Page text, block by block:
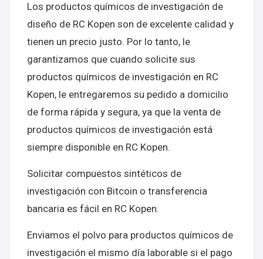
Los productos químicos de investigación de
diseño de RC Kopen son de excelente calidad y
tienen un precio justo. Por lo tanto, le
garantizamos que cuando solicite sus
productos químicos de investigación en RC
Kopen, le entregaremos su pedido a domicilio
de forma rápida y segura, ya que la venta de
productos químicos de investigación está
siempre disponible en RC Kopen.
Solicitar compuestos sintéticos de
investigación con Bitcoin o transferencia
bancaria es fácil en RC Kopen.
Enviamos el polvo para productos químicos de
investigación el mismo día laborable si el pago